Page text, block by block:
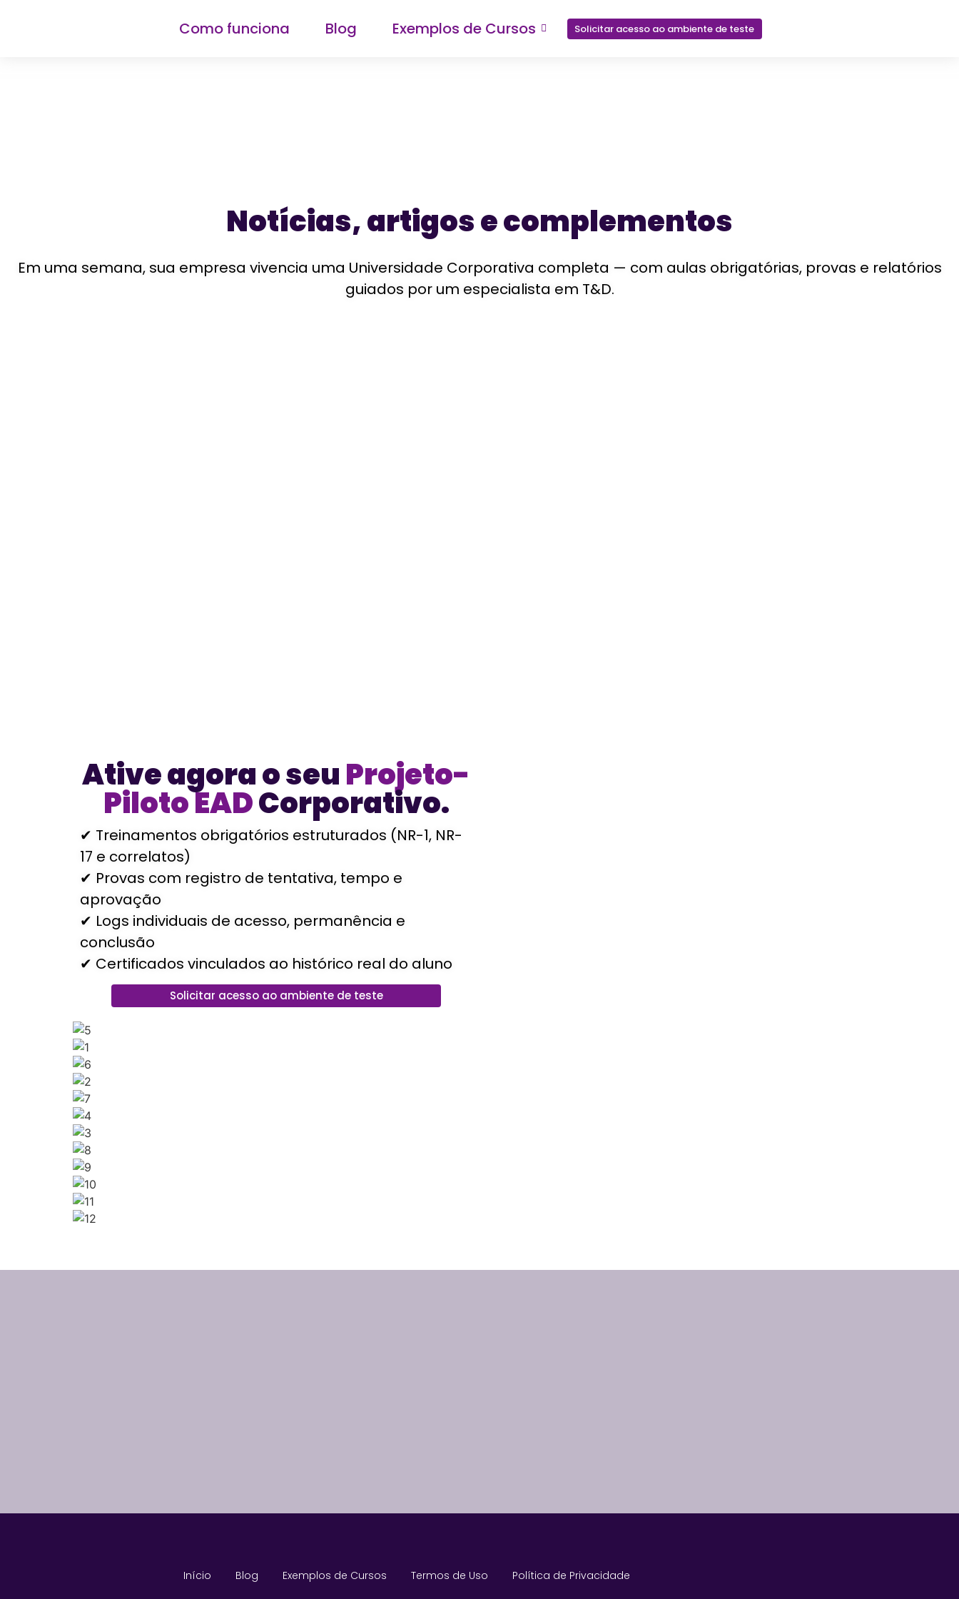
Como funciona Blog Exemplos de Cursos Solicitar acesso ao ambiente de teste
Notícias, artigos e complementos
Em uma semana, sua empresa vivencia uma Universidade Corporativa completa — com aulas obrigatórias, provas e relatórios
guiados por um especialista em T&D.
Ative agora o seuProjeto-
Piloto EADCorporativo.
✔ Treinamentos obrigatórios estruturados (NR-1, NR-
17 e correlatos)
✔ Provas com registro de tentativa, tempo e
aprovação
✔ Logs individuais de acesso, permanência e
conclusão
✔ Certificados vinculados ao histórico real do aluno
Solicitar acesso ao ambiente de teste
Início Blog Exemplos de Cursos Termos de Uso Política de Privacidade